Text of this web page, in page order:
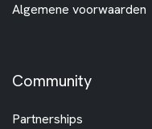
Algemene voorwaarden
Community
Partnerships